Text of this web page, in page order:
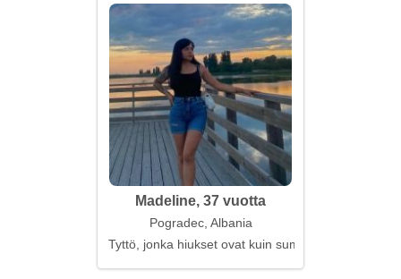
Madeline, 37 vuotta
Pogradec, Albania
Tyttö, jonka hiukset ovat kuin sumu